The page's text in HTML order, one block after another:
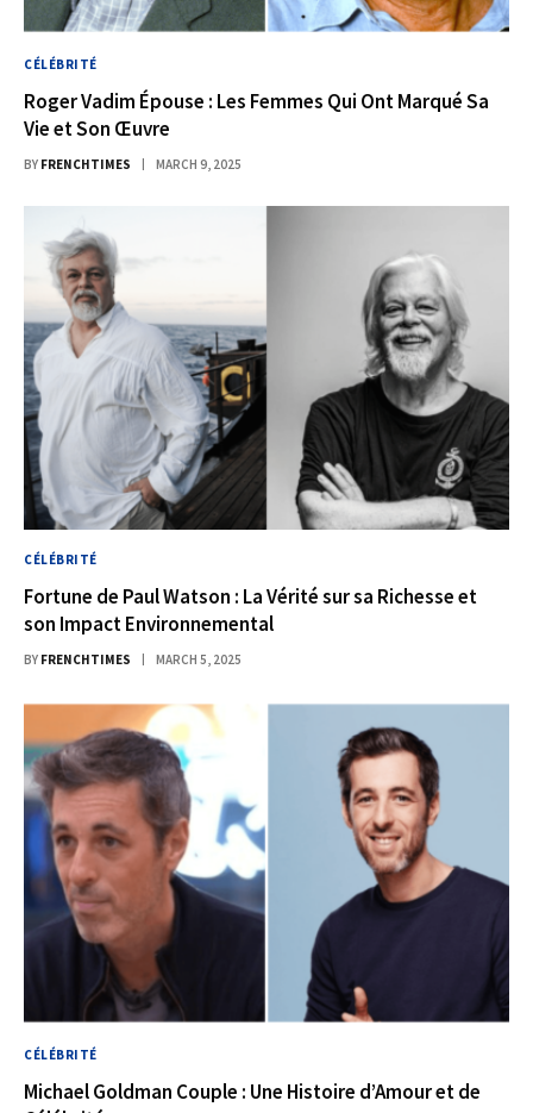
CÉLÉBRITÉ
Roger Vadim Épouse : Les Femmes Qui Ont Marqué Sa
Vie et Son Œuvre
BY FRENCHTIMES MARCH 9, 2025
CÉLÉBRITÉ
Fortune de Paul Watson : La Vérité sur sa Richesse et
son Impact Environnemental
BY FRENCHTIMES MARCH 5, 2025
CÉLÉBRITÉ
Michael Goldman Couple : Une Histoire d’Amour et de